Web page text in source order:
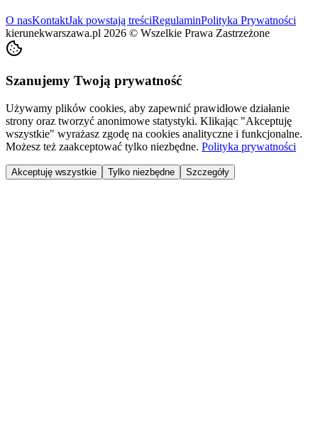
O nasKontaktJak powstają treściRegulaminPolityka Prywatności
kierunekwarszawa.pl 2026 © Wszelkie Prawa Zastrzeżone
Szanujemy Twoją prywatność
Używamy plików cookies, aby zapewnić prawidłowe działanie
strony oraz tworzyć anonimowe statystyki. Klikając "Akceptuję
wszystkie" wyrażasz zgodę na cookies analityczne i funkcjonalne.
Możesz też zaakceptować tylko niezbędne. Polityka prywatności
Akceptuję wszystkie Tylko niezbędne Szczegóły